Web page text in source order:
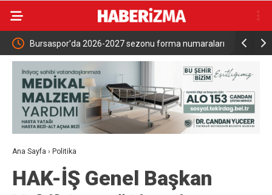
Bursaspor’da 2026-2027 sezonu forma numaraları
açıklandı
Uludağ
oldu
Ana Sayfa › Politika
HAK-İŞ Genel Başkan